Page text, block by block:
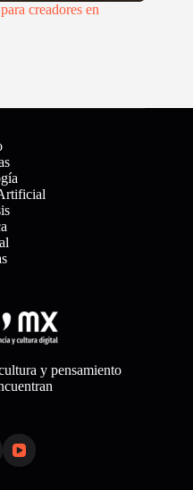
creadores en
y pensamiento